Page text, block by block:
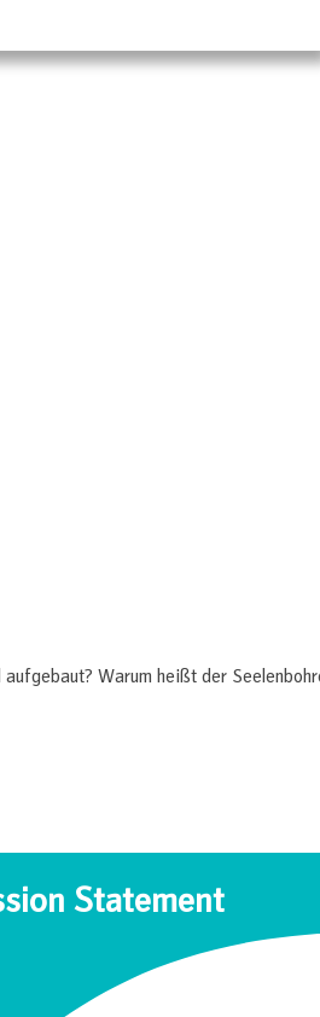
Warum heißt der
Statement